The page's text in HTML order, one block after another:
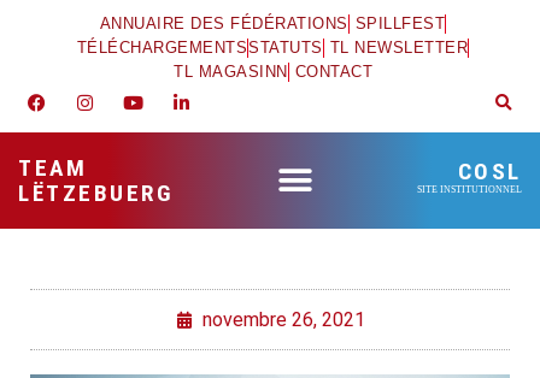
ANNUAIRE DES FÉDÉRATIONS SPILLFEST
TÉLÉCHARGEMENTSSTATUTS TL NEWSLETTER
TL MAGASINN CONTACT
TEAM
LËTZEBUERG
COSL
SITE INSTITUTIONNEL
novembre 26, 2021